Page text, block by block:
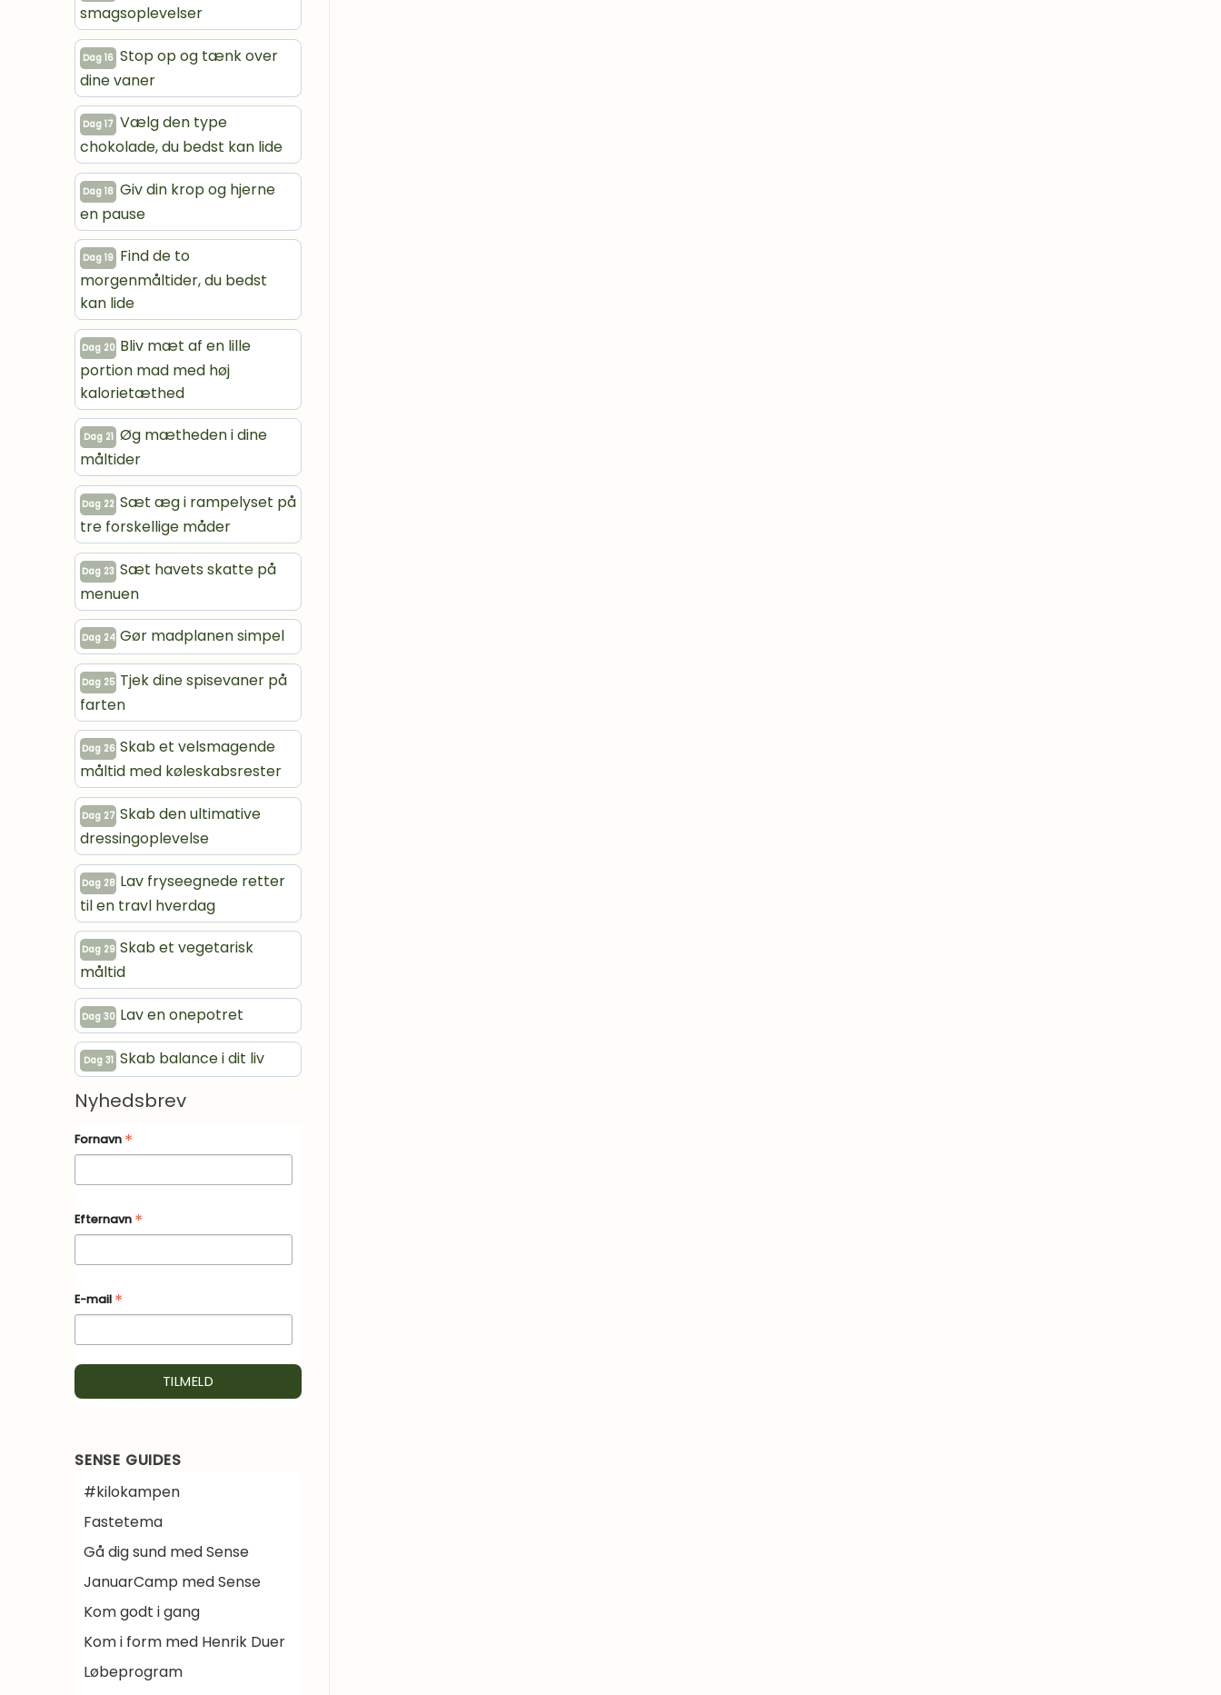
smagsoplevelser
Dag 16 Stop op og tænk over
dine vaner
Dag 17 Vælg den type
chokolade, du bedst kan lide
Dag 18 Giv din krop og hjerne
en pause
Dag 19
Find de to
morgenmåltider, du bedst
kan lide
Dag 20 Bliv mæt af en lille
portion mad med høj
kalorietæthed
Dag 21
Øg mætheden i dine
måltider
Dag 22 Sæt æg i rampelyset på
tre forskellige måder
Dag 23 Sæt havets skatte på
menuen
Dag 24 Gør madplanen simpel
Dag 25 Tjek dine spisevaner på
farten
Dag 26 Skab et velsmagende
måltid med køleskabsrester
Dag 27 Skab den ultimative
dressingoplevelse
Dag 28 Lav fryseegnede retter
til en travl hverdag
Dag 29 Skab et vegetarisk
måltid
Dag 30 Lav en onepotret
Dag 31 Skab balance i dit liv
Nyhedsbrev
Fornavn *
Efternavn *
E-mail *
SENSE GUIDES
#kilokampen
Fastetema
Gå dig sund med Sense
JanuarCamp med Sense
Kom godt i gang
Kom i form med Henrik Duer
Løbeprogram